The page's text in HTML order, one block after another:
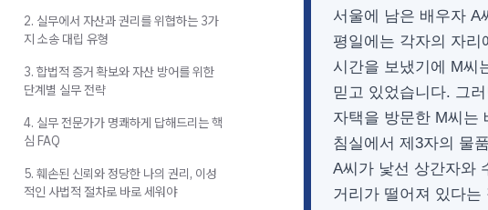
서울에 남은 배우자 A
평일에는 각자의 자
시간을 보냈기에 M씨
믿고 있었습니다. 그
자택을 방문한 M씨는
침실에서 제3자의 물
A씨가 낯선 상간자와
거리가 떨어져 있다는
2. 실무에서 자산과 권리를 위협하는 3가
지 소송 대립 유형
3. 합법적 증거 확보와 자산 방어를 위한
단계별 실무 전략
4. 실무 전문가가 명쾌하게 답해드리는 핵
심 FAQ
5. 훼손된 신뢰와 정당한 나의 권리, 이성
적인 사법적 절차로 바로 세워야